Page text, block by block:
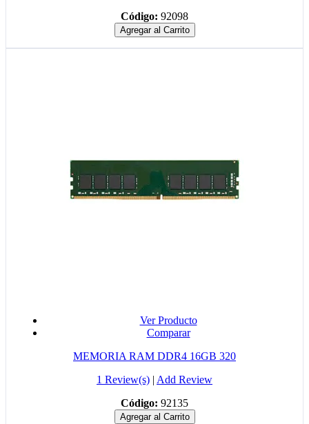
Código: 92098
Agregar al Carrito
Ver Producto
Comparar
MEMORIA RAM DDR4 16GB 320
1 Review(s) | Add Review
Código: 92135
Agregar al Carrito